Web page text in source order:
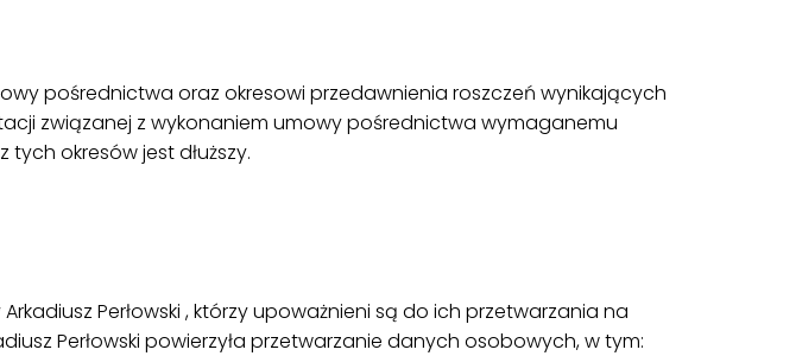
pośrednictwa oraz okresowi przedawnienia roszczeń wynikających
związanej z wykonaniem umowy pośrednictwa wymaganemu
okresów jest dłuższy.
Perłowski , którzy upoważnieni są do ich przetwarzania na
Perłowski powierzyła przetwarzanie danych osobowych, w tym: